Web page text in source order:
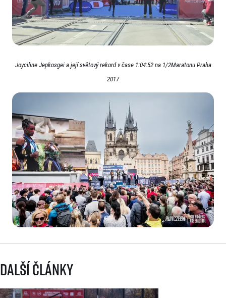
Joyciline Jepkosgei a její světový rekord v čase 1:04:52 na 1/2Maratonu Praha
2017
Další články